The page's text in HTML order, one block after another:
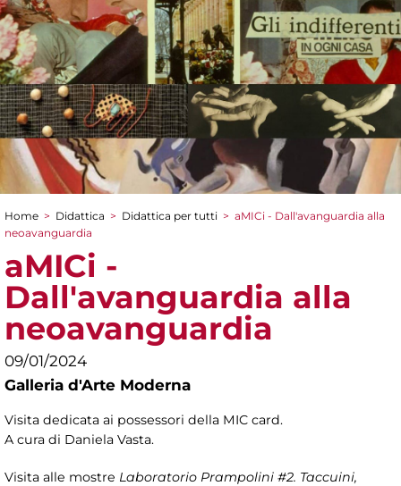
Tu sei qui
Home > Didattica > Didattica per tutti > aMICi - Dall'avanguardia alla
neoavanguardia
aMICi -
Dall'avanguardia alla
neoavanguardia
09/01/2024
Galleria d'Arte Moderna
Visita dedicata ai possessori della MIC card.
A cura di Daniela Vasta.
Visita alle mostre Laboratorio Prampolini #2. Taccuini,